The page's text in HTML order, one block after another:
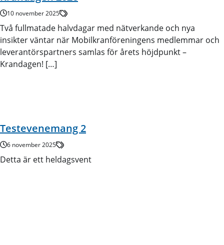
10 november 2025
Två fullmatade halvdagar med nätverkande och nya
insikter väntar när Mobilkranföreningens medlemmar och
leverantörspartners samlas för årets höjdpunkt –
Krandagen! […]
Testevenemang 2
6 november 2025
Detta är ett heldagsvent